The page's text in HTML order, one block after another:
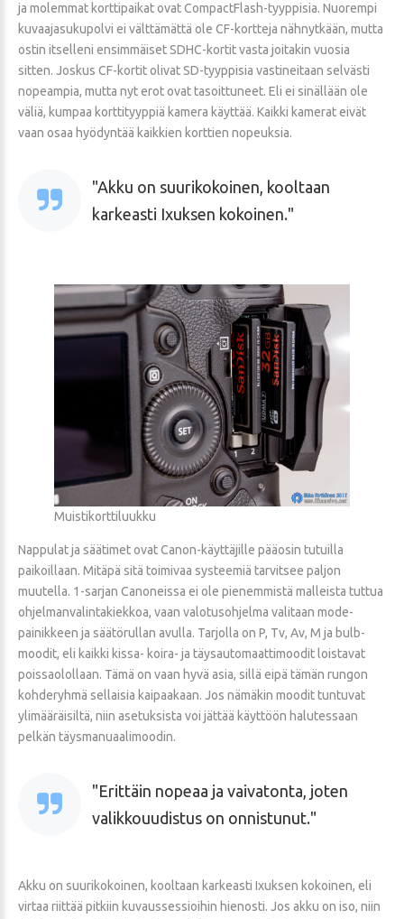
ja molemmat korttipaikat ovat CompactFlash-tyyppisia. Nuorempi
kuvaajasukupolvi ei välttämättä ole CF-kortteja nähnytkään, mutta
ostin itselleni ensimmäiset SDHC-kortit vasta joitakin vuosia
sitten. Joskus CF-kortit olivat SD-tyyppisia vastineitaan selvästi
nopeampia, mutta nyt erot ovat tasoittuneet. Eli ei sinällään ole
väliä, kumpaa korttityyppiä kamera käyttää. Kaikki kamerat eivät
vaan osaa hyödyntää kaikkien korttien nopeuksia.
Akku on suurikokoinen, kooltaan
karkeasti Ixuksen kokoinen.
Muistikorttiluukku
Nappulat ja säätimet ovat Canon-käyttäjille pääosin tutuilla
paikoillaan. Mitäpä sitä toimivaa systeemiä tarvitsee paljon
muutella. 1-sarjan Canoneissa ei ole pienemmistä malleista tuttua
ohjelmanvalintakiekkoa, vaan valotusohjelma valitaan mode-
painikkeen ja säätörullan avulla. Tarjolla on P, Tv, Av, M ja bulb-
moodit, eli kaikki kissa- koira- ja täysautomaattimoodit loistavat
poissaolollaan. Tämä on vaan hyvä asia, sillä eipä tämän rungon
kohderyhmä sellaisia kaipaakaan. Jos nämäkin moodit tuntuvat
ylimääräisiltä, niin asetuksista voi jättää käyttöön halutessaan
pelkän täysmanuaalimoodin.
Erittäin nopeaa ja vaivatonta, joten
valikkouudistus on onnistunut.
Akku on suurikokoinen, kooltaan karkeasti Ixuksen kokoinen, eli
virtaa riittää pitkiin kuvaussessioihin hienosti. Jos akku on iso, niin